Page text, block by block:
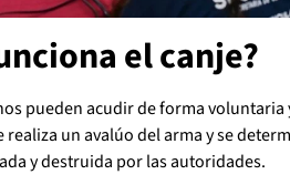
el canje?
pueden acudir de forma
realiza un avalúo del arma y se
y destruida por las autoridades.